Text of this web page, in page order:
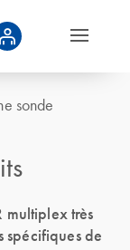
sonde
multiplex très
spécifiques de